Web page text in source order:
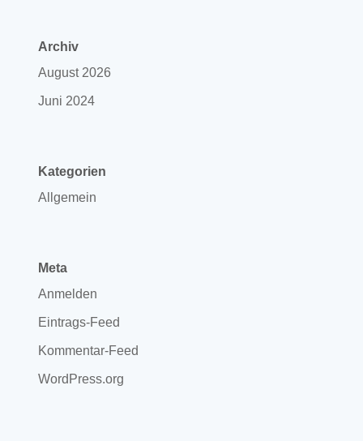
Archiv
August 2026
Juni 2024
Kategorien
Allgemein
Meta
Anmelden
Eintrags-Feed
Kommentar-Feed
WordPress.org